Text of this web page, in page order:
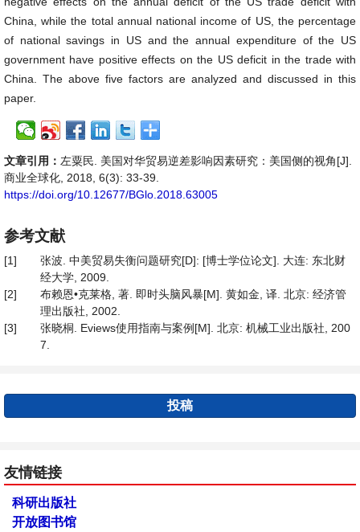
China, while the total annual national income of US, the percentage
of national savings in US and the annual expenditure of the US
government have positive effects on the US deficit in the trade with
China. The above five factors are analyzed and discussed in this
paper.
文章引用： 左粟民. 美国对华贸易逆差影响因素研究：美国侧的视角[J].
商业全球化, 2018, 6(3): 33-39.
https://doi.org/10.12677/BGlo.2018.63005
参考文献
[1]
张波. 中美贸易失衡问题研究[D]: [博士学位论文]. 大连: 东北财
经大学, 2009.
[2]
布赖恩•克莱格, 著. 即时头脑风暴[M]. 黄如金, 译. 北京: 经济管
理出版社, 2002.
[3]
张晓桐. Eviews使用指南与案例[M]. 北京: 机械工业出版社, 200
7.
投稿
友情链接
科研出版社
开放图书馆